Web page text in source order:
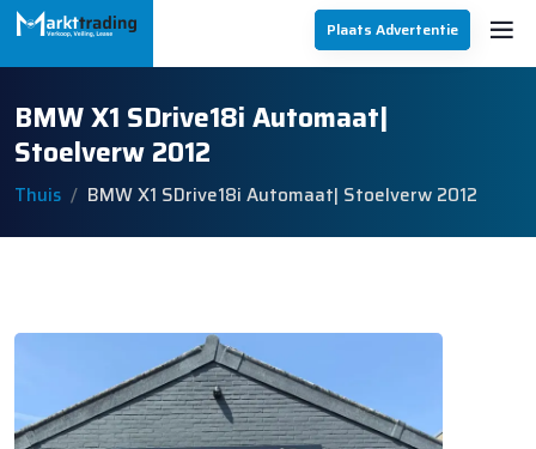
Plaats Advertentie
BMW X1 SDrive18i Automaat|
Stoelverw 2012
Thuis BMW X1 SDrive18i Automaat| Stoelverw 2012